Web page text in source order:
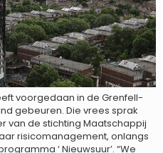
voorgedaan in de Grenfell-
gebeuren. Die vrees sprak
van de stichting Maatschappij
risicomanagement, onlangs
‘ Nieuwsuur’. “We